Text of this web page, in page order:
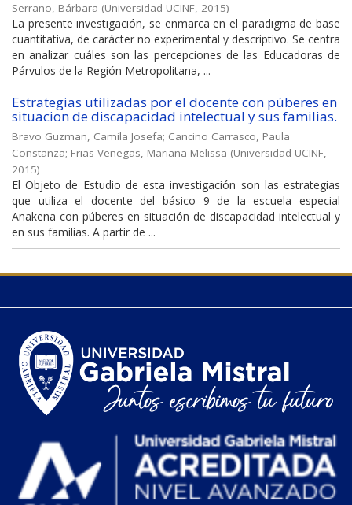
Serrano, Bárbara (Universidad UCINF, 2015)
La presente investigación, se enmarca en el paradigma de base
cuantitativa, de carácter no experimental y descriptivo. Se centra
en analizar cuáles son las percepciones de las Educadoras de
Párvulos de la Región Metropolitana, ...
Estrategias utilizadas por el docente con púberes en
situacion de discapacidad intelectual y sus familias.
Bravo Guzman, Camila Josefa; Cancino Carrasco, Paula
Constanza; Frias Venegas, Mariana Melissa (Universidad UCINF,
2015)
El Objeto de Estudio de esta investigación son las estrategias
que utiliza el docente del básico 9 de la escuela especial
Anakena con púberes en situación de discapacidad intelectual y
en sus familias. A partir de ...